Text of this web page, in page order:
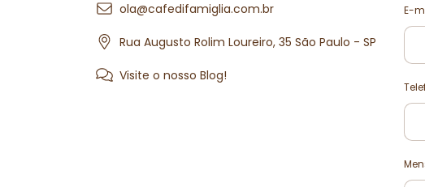
ola@cafedifamiglia.com.br
Rua Augusto Rolim Loureiro, 35 São Paulo - SP
Visite o nosso Blog!
E-